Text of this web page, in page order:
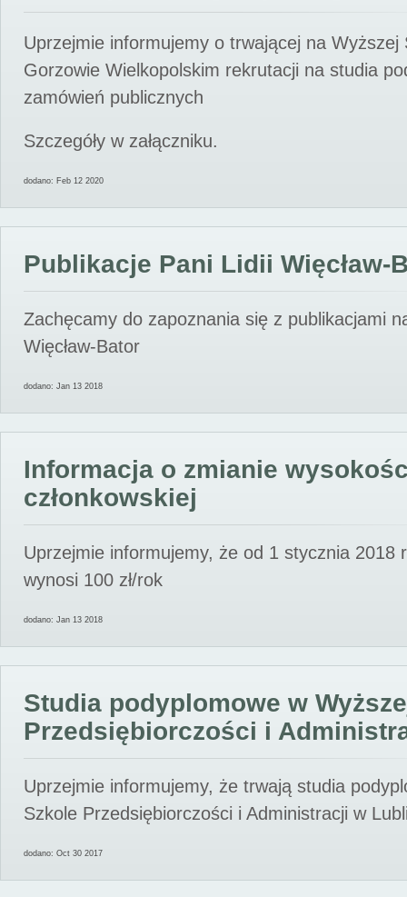
Uprzejmie informujemy o trwającej na Wyższej
Gorzowie Wielkopolskim rekrutacji na studia
zamówień publicznych
Szczegóły w załączniku.
dodano: Feb 12 2020
Publikacje Pani Lidii Więcław-
Zachęcamy do zapoznania się z publikacjami
Więcław-Bator
dodano: Jan 13 2018
Informacja o zmianie
członkowskiej
Uprzejmie informujemy, że od 1 stycznia 2018
wynosi 100 zł/rok
dodano: Jan 13 2018
Studia podyplomowe w
Przedsiębiorczości i
Uprzejmie informujemy, że trwają studia
Szkole Przedsiębiorczości i Administracji w
dodano: Oct 30 2017